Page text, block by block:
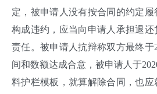
定，被申请人没有按合同的约定
构成违约，应当向申请人承担退
责任。被申请人抗辩称双方最终于
间和数额达成合意，被申请人于
料护栏模板，就算解除合同，也